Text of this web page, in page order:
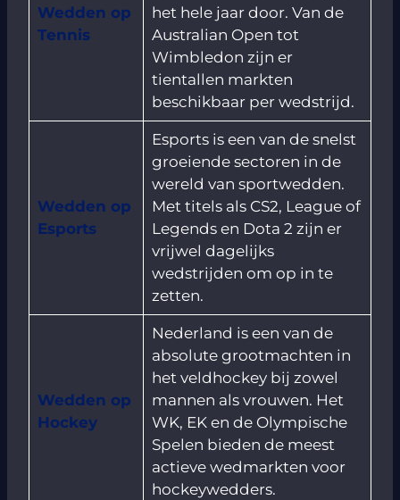
Wedden op
Tennis
het hele jaar door. Van de
Australian Open tot
Wimbledon zijn er
tientallen markten
beschikbaar per wedstrijd.
Wedden op
Esports
Esports is een van de snelst
groeiende sectoren in de
wereld van sportwedden.
Met titels als CS2, League of
Legends en Dota 2 zijn er
vrijwel dagelijks
wedstrijden om op in te
zetten.
Wedden op
Hockey
Nederland is een van de
absolute grootmachten in
het veldhockey bij zowel
mannen als vrouwen. Het
WK, EK en de Olympische
Spelen bieden de meest
actieve wedmarkten voor
hockeywedders.